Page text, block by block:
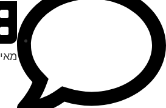
מאי 5, 2004